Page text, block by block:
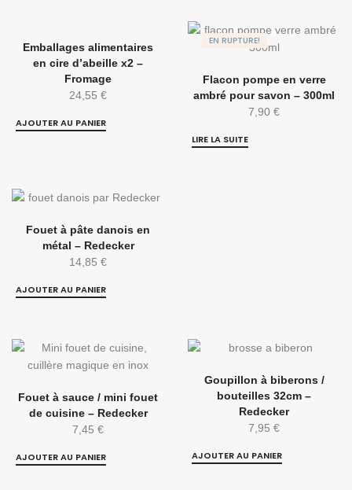
Emballages alimentaires
en cire d’abeille x2 –
Fromage
24,55 €
AJOUTER AU PANIER
EN RUPTURE!
Flacon pompe en verre
ambré pour savon – 300ml
7,90 €
LIRE LA SUITE
Fouet à pâte danois en
métal – Redecker
14,85 €
AJOUTER AU PANIER
Fouet à sauce / mini fouet
de cuisine – Redecker
7,45 €
AJOUTER AU PANIER
Goupillon à biberons /
bouteilles 32cm –
Redecker
7,95 €
AJOUTER AU PANIER